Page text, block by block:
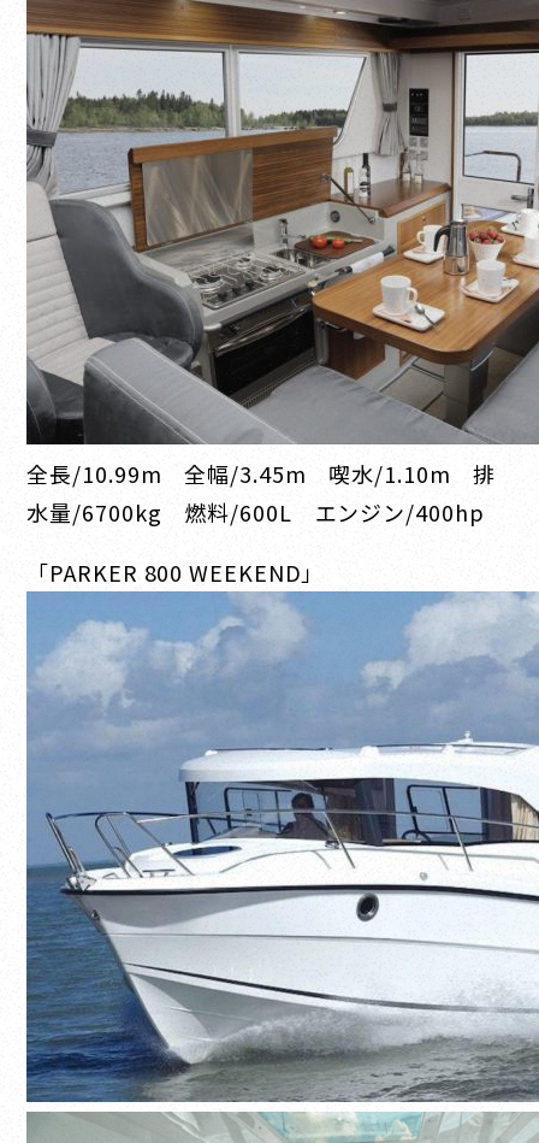
全長/10.99m 全幅/3.45m 喫水/1.10m 排
水量/6700kg 燃料/600L エンジン/400hp
「PARKER 800 WEEKEND」